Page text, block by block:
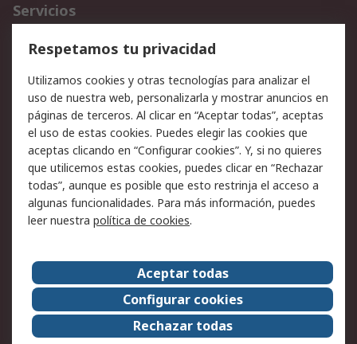
Servicios
Cómo realizar pedidos
Devoluciones
Facturación y pago
Ofertas
Soporte técnico
Legal
Aviso legal
Política de privacidad -
Actualizada
Política sobre cookies
Seguridad de emails
Certificaciones de
Condiciones de venta
Acerca de RS
Acerca de RS
RS Group
RS en el mundo
Sala de prensa
Respetamos tu privacidad
Utilizamos cookies y otras tecnologías para analizar el
uso de nuestra web, personalizarla y mostrar anuncios en
páginas de terceros. Al clicar en “Aceptar todas”, aceptas
el uso de estas cookies. Puedes elegir las cookies que
aceptas clicando en “Configurar cookies”. Y, si no quieres
que utilicemos estas cookies, puedes clicar en “Rechazar
todas”, aunque es posible que esto restrinja el acceso a
algunas funcionalidades. Para más información, puedes
leer nuestra política de cookies.
Aceptar todas
Configurar cookies
Rechazar todas